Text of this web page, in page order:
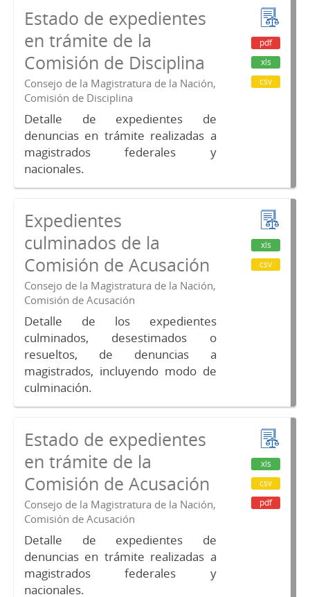
Estado de expedientes
en trámite de la
Comisión de Disciplina
Consejo de la Magistratura de la Nación,
Comisión de Disciplina
Detalle de expedientes de
denuncias en trámite realizadas a
magistrados federales y
nacionales.
pdf
xls
csv
Expedientes
culminados de la
Comisión de Acusación
Consejo de la Magistratura de la Nación,
Comisión de Acusación
Detalle de los expedientes
culminados, desestimados o
resueltos, de denuncias a
magistrados, incluyendo modo de
culminación.
xls
csv
Estado de expedientes
en trámite de la
Comisión de Acusación
Consejo de la Magistratura de la Nación,
Comisión de Acusación
Detalle de expedientes de
denuncias en trámite realizadas a
magistrados federales y
nacionales.
xls
csv
pdf